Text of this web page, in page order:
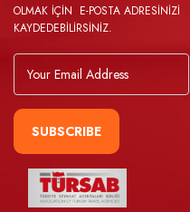
OLMAK İÇİN E-POSTA ADRESİNİZİ
KAYDEDEBİLİRSİNİZ.
SUBSCRIBE